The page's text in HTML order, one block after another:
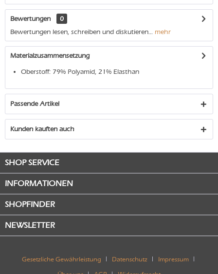
Bewertungen
0
Bewertungen lesen, schreiben und diskutieren... mehr
Materialzusammensetzung
Oberstoff: 79% Polyamid, 21% Elasthan
Passende Artikel
Kunden kauften auch
SHOP SERVICE
INFORMATIONEN
SHOPFINDER
NEWSLETTER
Gesetzliche Gewährleistung Datenschutz Impressum